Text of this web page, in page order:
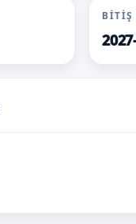
BITIŞ